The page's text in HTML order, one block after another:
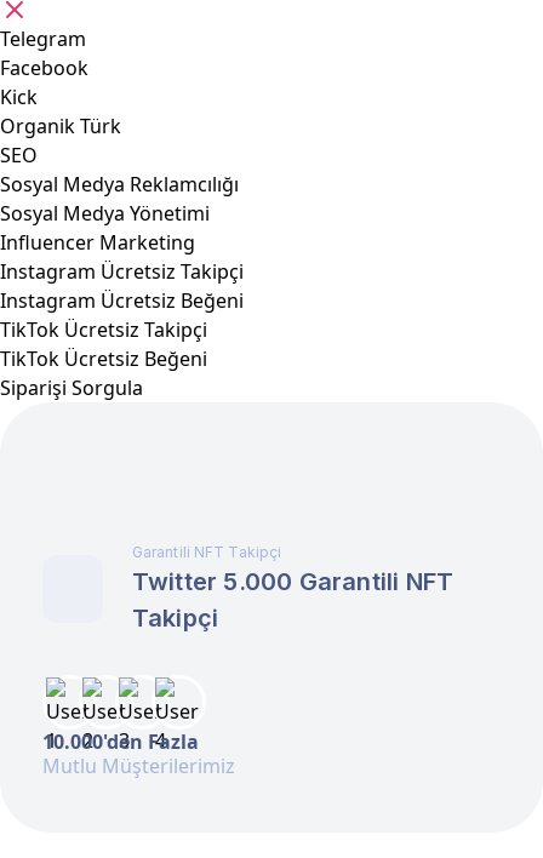
Telegram
Facebook
Kick
Organik Türk
SEO
Sosyal Medya Reklamcılığı
Sosyal Medya Yönetimi
Influencer Marketing
Instagram Ücretsiz Takipçi
Instagram Ücretsiz Beğeni
TikTok Ücretsiz Takipçi
TikTok Ücretsiz Beğeni
Siparişi Sorgula
Garantili NFT Takipçi
Twitter 5.000 Garantili NFT
Takipçi
10.000'den Fazla
Mutlu Müşterilerimiz